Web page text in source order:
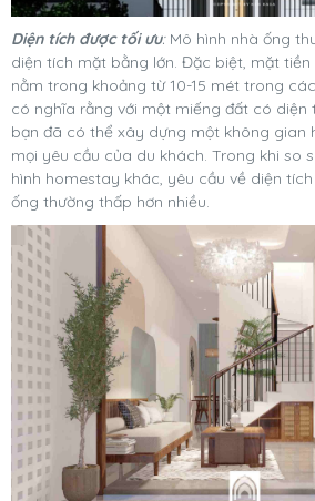
Diện tích được tối ưu:Mô hình nhà ống
diện tích mặt bằng lớn. Đặc biệt, mặt
nằm trong khoảng từ 10-15 mét trong
có nghĩa rằng với một miếng đất có diện
bạn đã có thể xây dựng một không gian
mọi yêu cầu của du khách. Trong khi so
hình homestay khác, yêu cầu về diện
ống thường thấp hơn nhiều.